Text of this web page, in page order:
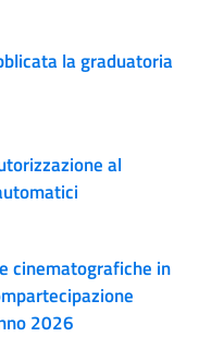
la graduatoria
al
cinematografiche in
2026